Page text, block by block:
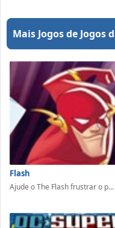
Mais Jogos de Jogos
Flash
Ajude o The Flash frustrar o p...